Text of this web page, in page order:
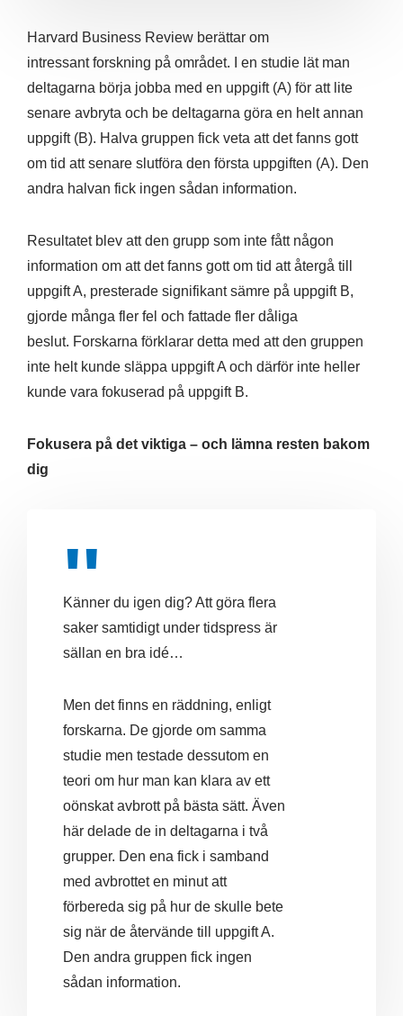
Harvard Business Review berättar om
intressant forskning på området. I en studie lät man
deltagarna börja jobba med en uppgift (A) för att lite
senare avbryta och be deltagarna göra en helt annan
uppgift (B). Halva gruppen fick veta att det fanns gott
om tid att senare slutföra den första uppgiften (A). Den
andra halvan fick ingen sådan information.
Resultatet blev att den grupp som inte fått någon
information om att det fanns gott om tid att återgå till
uppgift A, presterade signifikant sämre på uppgift B,
gjorde många fler fel och fattade fler dåliga
beslut. Forskarna förklarar detta med att den gruppen
inte helt kunde släppa uppgift A och därför inte heller
kunde vara fokuserad på uppgift B.
Fokusera på det viktiga – och lämna resten bakom
dig
Känner du igen dig? Att göra flera
saker samtidigt under tidspress är
sällan en bra idé…
Men det finns en räddning, enligt
forskarna. De gjorde om samma
studie men testade dessutom en
teori om hur man kan klara av ett
oönskat avbrott på bästa sätt. Även
här delade de in deltagarna i två
grupper. Den ena fick i samband
med avbrottet en minut att
förbereda sig på hur de skulle bete
sig när de återvände till uppgift A.
Den andra gruppen fick ingen
sådan information.